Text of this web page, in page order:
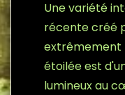
Une variété
récente créé
extrêmement
étoilée est
lumineux au